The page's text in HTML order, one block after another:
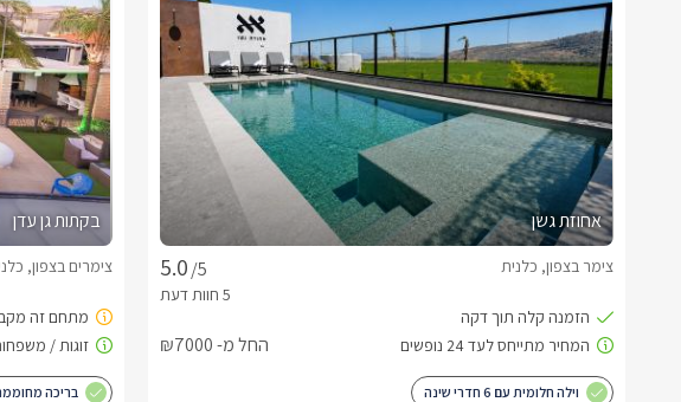
אחוזת גשן
/5
צימר בצפון, כלנית
החל מ- ₪7000
וילה חלומית עם 6 חדרי שינה
בקתות גן עדן
צימרים בצפון,
בריכה